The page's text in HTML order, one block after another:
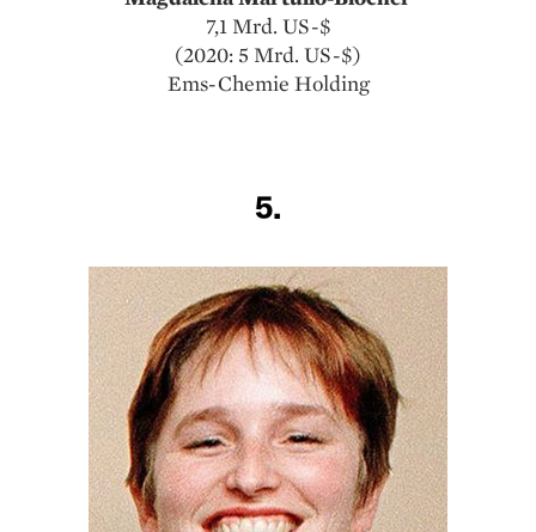
7,1 Mrd. US-$
(2020: 5 Mrd. US-$)
Ems-Chemie Holding
5.